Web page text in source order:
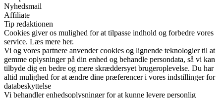
Nyhedsmail
Affiliate
Tip redaktionen
Cookies giver os mulighed for at tilpasse indhold og forbedre vores
service. Læs mere her.
Vi og vores partnere anvender cookies og lignende teknologier til at
gemme oplysninger på din enhed og behandle persondata, så vi kan
tilbyde dig en bedre og mere skræddersyet brugeroplevelse. Du har
altid mulighed for at ændre dine præferencer i vores indstillinger for
databeskyttelse
Vi behandler enhedsoplysninger for at kunne levere personlig